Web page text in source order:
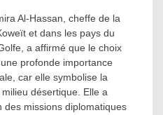
Al-Hassan, cheffe de la
et dans les pays du
a affirmé que le choix
profonde importance
car elle symbolise la
désertique. Elle a
des missions diplomatiques